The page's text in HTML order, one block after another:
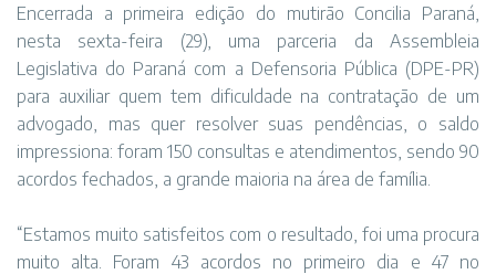
Encerrada a primeira edição do mutirão Concilia Paraná,
nesta sexta-feira (29), uma parceria da Assembleia
Legislativa do Paraná com a Defensoria Pública (DPE-PR)
para auxiliar quem tem dificuldade na contratação de um
advogado, mas quer resolver suas pendências, o saldo
impressiona: foram 150 consultas e atendimentos, sendo 90
acordos fechados, a grande maioria na área de família.
“Estamos muito satisfeitos com o resultado, foi uma procura
muito alta. Foram 43 acordos no primeiro dia e 47 no